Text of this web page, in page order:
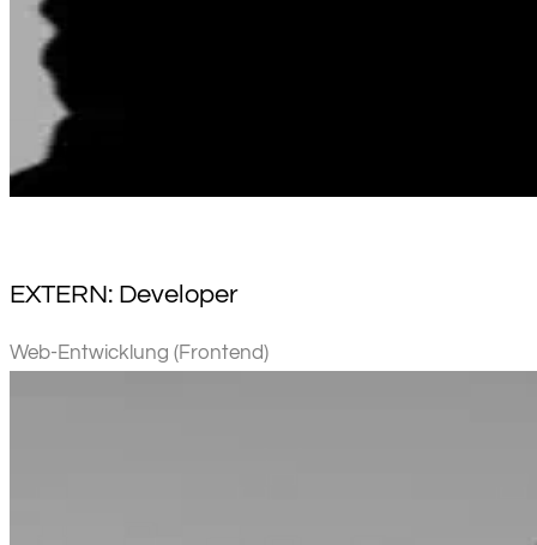
EXTERN: Developer
Web-Entwicklung (Frontend)